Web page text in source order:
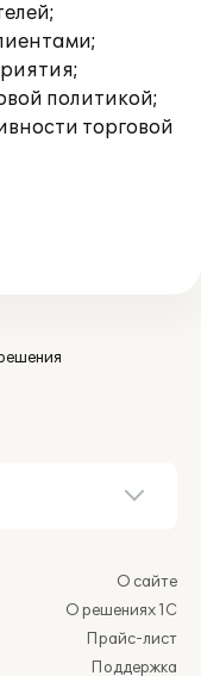
политикой;
торговой
О сайте
О решениях 1С
Прайс-лист
Поддержка